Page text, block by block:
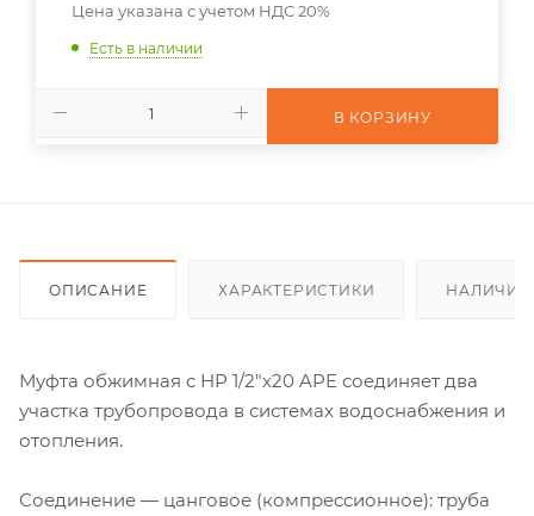
Цена указана с учетом НДС 20%
Есть в наличии
В КОРЗИНУ
ОПИСАНИЕ ХАРАКТЕРИСТИКИ НАЛИЧИЕ
Муфта обжимная с НР 1/2"х20 APE соединяет два
участка трубопровода в системах водоснабжения и
отопления.
Соединение — цанговое (компрессионное): труба